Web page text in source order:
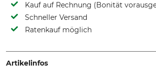
Kauf auf Rechnung (Bonität
Schneller Versand
Ratenkauf möglich
Artikelinfos